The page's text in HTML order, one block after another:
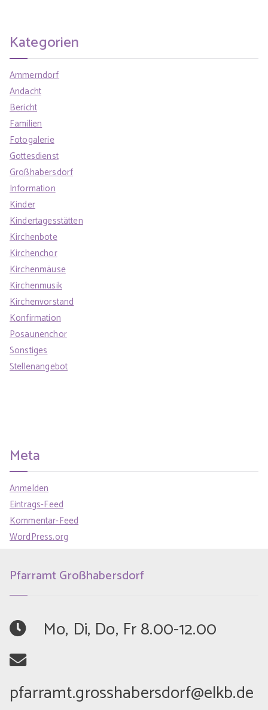
Kategorien
Ammerndorf
Andacht
Bericht
Familien
Fotogalerie
Gottesdienst
Großhabersdorf
Information
Kinder
Kindertagesstätten
Kirchenbote
Kirchenchor
Kirchenmäuse
Kirchenmusik
Kirchenvorstand
Konfirmation
Posaunenchor
Sonstiges
Stellenangebot
Meta
Anmelden
Eintrags-Feed
Kommentar-Feed
WordPress.org
Pfarramt Großhabersdorf
	Mo, Di, Do, Fr 8.00-12.00